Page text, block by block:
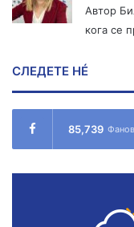
Автор
кога се
СЛЕДЕТЕ НÉ
85,739